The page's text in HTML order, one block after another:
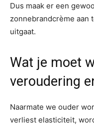
Dus maak er een
zonnebrandcrème aan
uitgaat.
Wat je moet
veroudering
Naarmate we ouder
verliest elasticiteit,